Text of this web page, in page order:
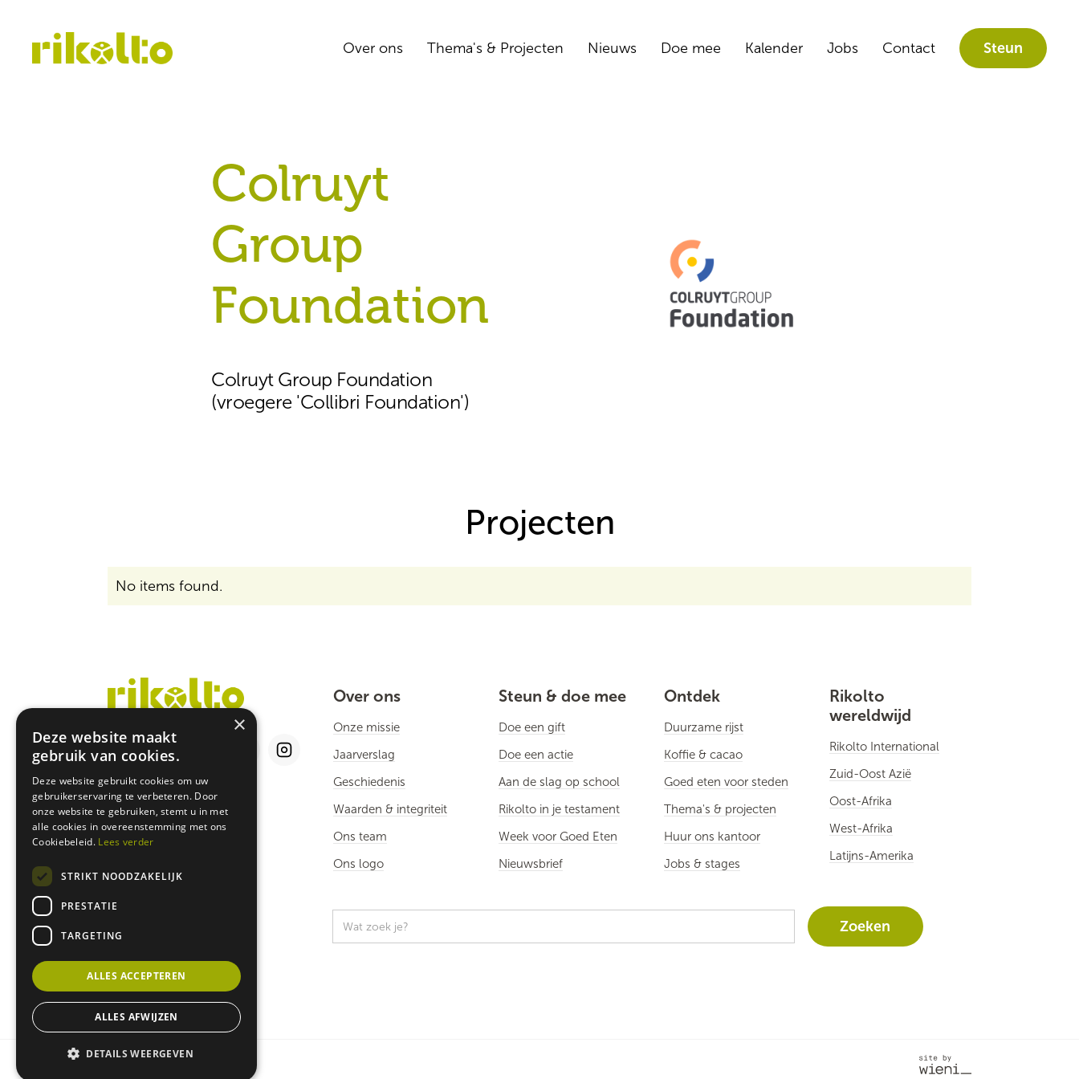
Over ons Thema's & Projecten Nieuws Doe mee Kalender Jobs Contact Steun
Colruyt
Group
Foundation
Colruyt Group Foundation
(vroegere 'Collibri Foundation')
Projecten
No items found.
Rikolto België vzw
Blijde Inkomststraat 50
BE - 3000 Leuven
Tel.: +32 16/31.65.80
BE64 0000 0000 5252
Over ons
Onze missie
Jaarverslag
Geschiedenis
Waarden & integriteit
Ons team
Ons logo
Steun & doe mee
Doe een gift
Doe een actie
Aan de slag op school
Rikolto in je testament
Week voor Goed Eten
Nieuwsbrief
Ontdek
Duurzame rijst
Koffie & cacao
Goed eten voor steden
Thema's & projecten
Huur ons kantoor
Jobs & stages
Rikolto
wereldwijd
Rikolto International
Zuid-Oost Azië
Oost-Afrika
West-Afrika
Latijns-Amerika
×
Deze website maakt
gebruik van cookies.
Deze website gebruikt cookies om uw
gebruikerservaring te verbeteren. Door
onze website te gebruiken, stemt u in met
alle cookies in overeenstemming met ons
Cookiebeleid. Lees verder
STRIKT NOODZAKELIJK
PRESTATIE
TARGETING
ALLES ACCEPTEREN
ALLES AFWIJZEN
DETAILS WEERGEVEN